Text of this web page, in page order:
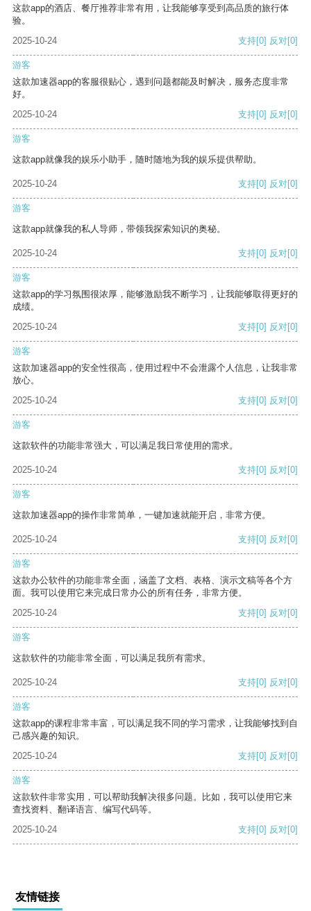
这款app的酒店、餐厅推荐非常有用，让我能够享受到高品质的旅行体
验。
2025-10-24
支持[0] 反对[0]
游客
这款加速器app的客服很贴心，遇到问题都能及时解决，服务态度非常
好。
2025-10-24
支持[0] 反对[0]
游客
这款app就像我的娱乐小助手，随时随地为我的娱乐提供帮助。
2025-10-24 支持[0] 反对[0]
游客
这款app就像我的私人导师，带领我探索知识的奥秘。
2025-10-24 支持[0] 反对[0]
游客
这款app的学习氛围很浓厚，能够激励我不断学习，让我能够取得更好的
成绩。
2025-10-24
支持[0] 反对[0]
游客
这款加速器app的安全性很高，使用过程中不会泄露个人信息，让我非常
放心。
2025-10-24
支持[0] 反对[0]
游客
这款软件的功能非常强大，可以满足我日常使用的需求。
2025-10-24 支持[0] 反对[0]
游客
这款加速器app的操作非常简单，一键加速就能开启，非常方便。
2025-10-24 支持[0] 反对[0]
游客
这款办公软件的功能非常全面，涵盖了文档、表格、演示文稿等各个方
面。我可以使用它来完成日常办公的所有任务，非常方便。
2025-10-24
支持[0] 反对[0]
游客
这款软件的功能非常全面，可以满足我所有需求。
2025-10-24 支持[0] 反对[0]
游客
这款app的课程非常丰富，可以满足我不同的学习需求，让我能够找到自
己感兴趣的知识。
2025-10-24
支持[0] 反对[0]
游客
这款软件非常实用，可以帮助我解决很多问题。比如，我可以使用它来
查找资料、翻译语言、编写代码等。
2025-10-24
支持[0] 反对[0]
友情链接